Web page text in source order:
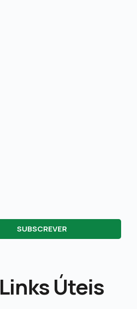
SUBSCREVER
Links Úteis